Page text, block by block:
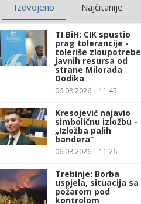
Izdvojeno Najčitanije
TI BiH: CIK spustio
prag tolerancije -
toleriše zloupotrebe
javnih resursa od
strane Milorada
Dodika
06.08.2026 | 11:45
Kresojević najavio
simboličnu izložbu -
„Izložba palih
bandera“
06.08.2026 | 11:26
Trebinje: Borba
uspjela, situacija sa
požarom pod
kontrolom